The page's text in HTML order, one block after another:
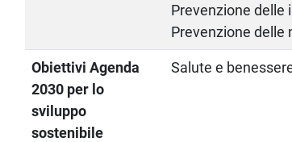
Prevenzione delle
Prevenzione delle
Obiettivi Agenda
2030 per lo
sviluppo
sostenibile
Salute e